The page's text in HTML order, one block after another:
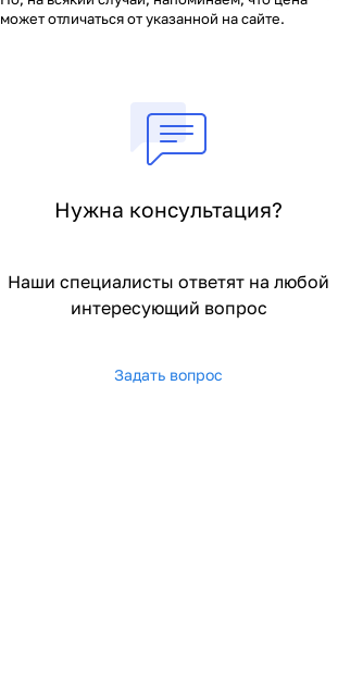
может отличаться от указанной на сайте.
Нужна консультация?
Наши специалисты ответят на любой
интересующий вопрос
Задать вопрос